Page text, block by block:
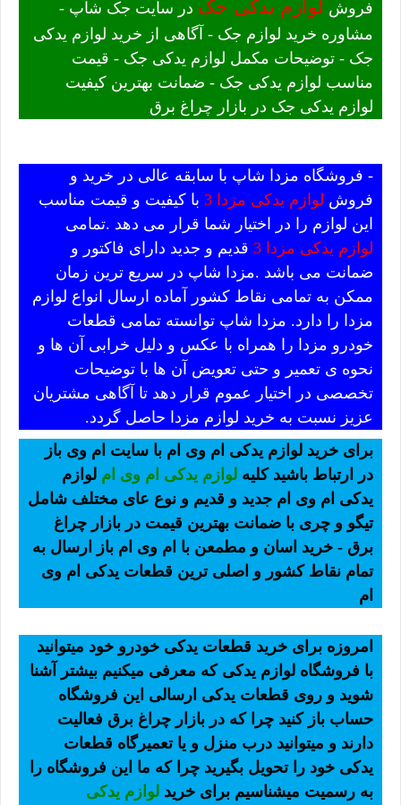
فروش لوازم یدکی جک در سایت جک شاپ -
مشاوره خرید لوازم جک - آگاهی از خرید لوازم یدکی
جک - توضیحات مکمل لوازم یدکی جک - قیمت
مناسب لوازم یدکی جک - ضمانت بهترین کیفیت
لوازم یدکی جک در بازار چراغ برق
- فروشگاه مزدا شاپ با سابقه عالی در خرید و
فروش لوازم یدکی مزدا 3
با کیفیت و قیمت مناسب
این لوازم را در اختیار شما قرار می دهد .تمامی
لوازم یدکی مزدا 3
قدیم و جدید دارای فاکتور و
ضمانت می باشد .مزدا شاپ در سریع ترین زمان
ممکن به تمامی نقاط کشور آماده ارسال انواع لوازم
مزدا را دارد. مزدا شاپ توانسته تمامی قطعات
خودرو مزدا را همراه با عکس و دلیل خرابی آن ها و
نحوه ی تعمیر و حتی تعویض آن ها با توضیحات
تخصصی در اختیار عموم قرار دهد تا آگاهی مشتریان
عزیز نسبت به خرید لوازم مزدا حاصل گردد.
برای خرید لوازم یدکی ام وی ام با سایت ام وی باز
در ارتباط باشید کلیه لوازم یدکی ام وی ام لوازم
یدکی ام وی ام جدید و قدیم و نوع عای مختلف شامل
تیگو و چری با ضمانت بهترین قیمت در بازار چراغ
برق - خرید اسان و مطمعن با ام وی ام باز ارسال به
تمام نقاط کشور و اصلی ترین قطعات یدکی ام وی
ام
امروزه برای خرید قطعات یدکی خودرو خود میتوانید
با فروشگاه لوازم یدکی که معرفی میکنیم بیشتر آشنا
شوید و روی قطعات یدکی ارسالی این فروشگاه
حساب باز کنید چرا که در بازار چراغ برق فعالیت
دارند و میتوانید درب منزل و یا تعمیرگاه قطعات
یدکی خود را تحویل بگیرید چرا که ما این فروشگاه را
به رسمیت میشناسیم برای خرید لوازم یدکی